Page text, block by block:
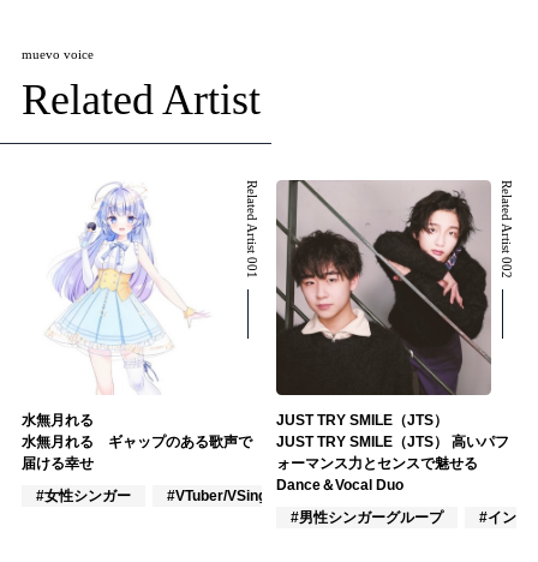
muevo voice
Related Artist
Related Artist 001
水無月れる
水無月れる ギャップのある歌声で
届ける幸せ
#女性シンガー
#VTuber/VSinger #ポップス
Related Artist 002
JUST TRY SMILE（JTS）
JUST TRY SMILE（JTS） 高いパフ
ォーマンス力とセンスで魅せる
Dance＆Vocal Duo
#男性シンガーグループ
#インデ